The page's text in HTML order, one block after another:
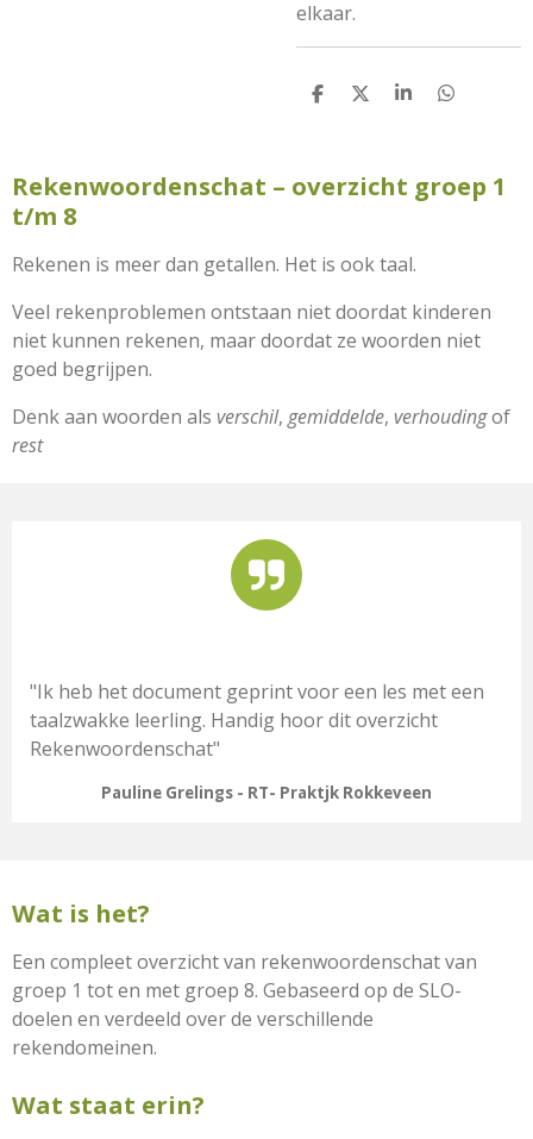
elkaar.
D
D
S
e
D
Rekenwoordenschat – overzicht groep 1
t/m 8
Rekenen is meer dan getallen. Het is ook taal.
Veel rekenproblemen ontstaan niet doordat kinderen
niet kunnen rekenen, maar doordat ze woorden niet
goed begrijpen.
Denk aan woorden als verschil, gemiddelde, verhoudingof
rest
"Ik heb het document geprint voor een les met een
taalzwakke leerling. Handig hoor dit overzicht
Rekenwoordenschat"
Pauline Grelings - RT- Praktjk Rokkeveen
Wat is het?
Een compleet overzicht van rekenwoordenschat van
groep 1 tot en met groep 8. Gebaseerd op de SLO-
doelen en verdeeld over de verschillende
rekendomeinen.
Wat staat erin?